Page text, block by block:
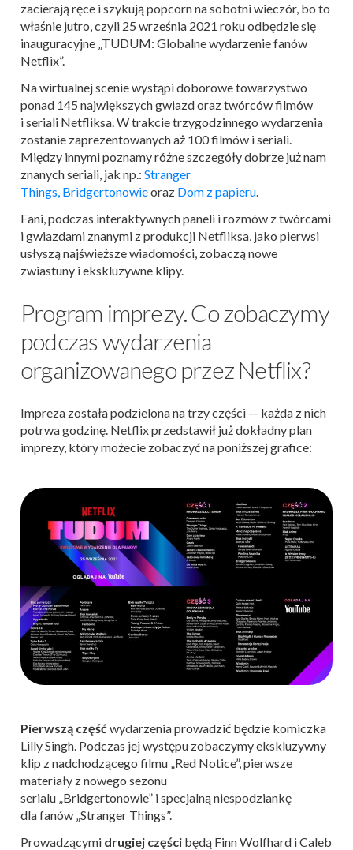
zacierają ręce i szykują popcorn na sobotni wieczór, bo to
właśnie jutro, czyli 25 września 2021 roku odbędzie się
inauguracyjne „TUDUM: Globalne wydarzenie fanów
Netflix”.
Na wirtualnej scenie wystąpi doborowe towarzystwo
ponad 145 największych gwiazd oraz twórców filmów
i seriali Netfliksa. W trakcie trzygodzinnego wydarzenia
zostanie zaprezentowanych aż 100 filmów i seriali.
Między innymi poznamy różne szczegóły dobrze już nam
znanych seriali, jak np.: Stranger
Things, Bridgertonowieoraz Dom z papieru.
Fani, podczas interaktywnych paneli i rozmów z twórcami
i gwiazdami znanymi z produkcji Netfliksa, jako pierwsi
usłyszą najświeższe wiadomości, zobaczą nowe
zwiastuny i ekskluzywne klipy.
Program imprezy. Co zobaczymy
podczas wydarzenia
organizowanego przez Netflix?
Impreza została podzielona na trzy części — każda z nich
potrwa godzinę. Netflix przedstawił już dokładny plan
imprezy, który możecie zobaczyć na poniższej grafice:
Pierwszą część wydarzenia prowadzić będzie komiczka
Lilly Singh. Podczas jej występu zobaczymy ekskluzywny
klip z nadchodzącego filmu „Red Notice”, pierwsze
materiały z nowego sezonu
serialu „Bridgertonowie” i specjalną niespodziankę
dla fanów „Stranger Things”.
Prowadzącymi drugiej części będą Finn Wolfhard i Caleb